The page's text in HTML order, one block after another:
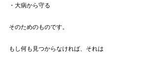
・大病から守る
そのためのものです。
もし何も見つからなければ、それは